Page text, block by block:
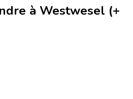
à Westwesel (+